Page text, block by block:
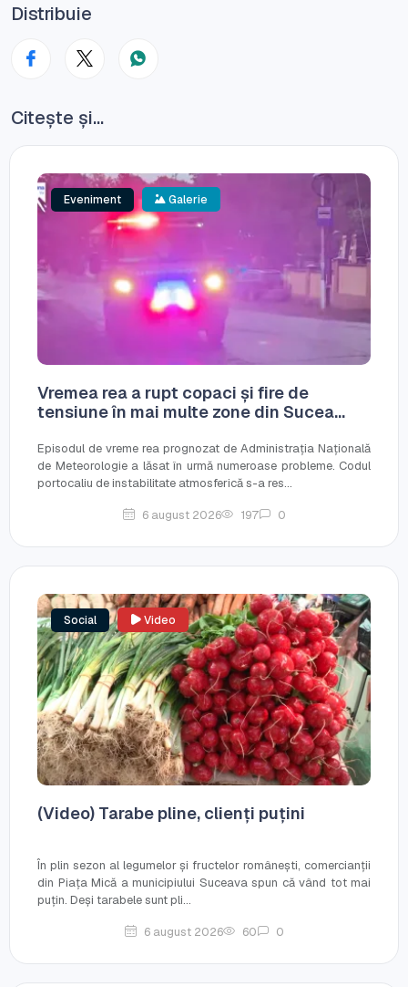
Distribuie
Citește și...
Eveniment Galerie
Vremea rea a rupt copaci și fire de
tensiune în mai multe zone din Sucea...
Episodul de vreme rea prognozat de Administrația Națională
de Meteorologie a lăsat în urmă numeroase probleme. Codul
portocaliu de instabilitate atmosferică s-a res...
6 august 2026 197 0
Social Video
(Video) Tarabe pline, clienți puțini
În plin sezon al legumelor și fructelor românești, comercianții
din Piața Mică a municipiului Suceava spun că vând tot mai
puțin. Deși tarabele sunt pli...
6 august 2026 60 0